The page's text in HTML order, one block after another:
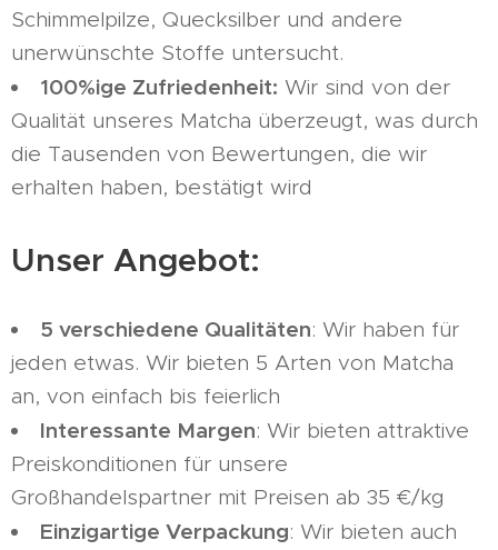
Schimmelpilze, Quecksilber und andere
unerwünschte Stoffe untersucht.
100%ige Zufriedenheit: Wir sind von der
Qualität unseres Matcha überzeugt, was durch
die Tausenden von Bewertungen, die wir
erhalten haben, bestätigt wird
Unser Angebot:
5 verschiedene Qualitäten: Wir haben für
jeden etwas. Wir bieten 5 Arten von Matcha
an, von einfach bis feierlich
Interessante Margen: Wir bieten attraktive
Preiskonditionen für unsere
Großhandelspartner mit Preisen ab 35 €/kg
Einzigartige Verpackung: Wir bieten auch